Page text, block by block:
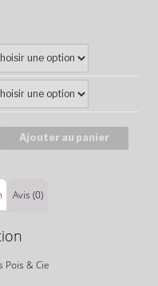
Ajouter au panier
Avis (0)
Pois & Cie